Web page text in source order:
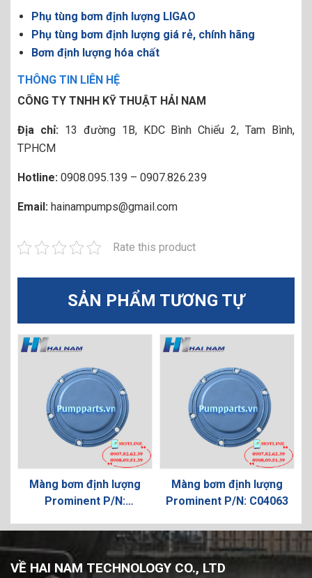
Phụ tùng bơm định lượng LIGAO
Phụ tùng bơm định lượng giá rẻ, chính hãng
Bơm định lượng hóa chất
THÔNG TIN LIÊN HỆ
CÔNG TY TNHH KỸ THUẬT HẢI NAM
Địa chỉ:13 đường 1B, KDC Bình Chiểu 2, Tam Bình,
TPHCM
Hotline: 0908.095.139 – 0907.826.239
Email: hainampumps@gmail.com
Rate this product
SẢN PHẨM TƯƠNG TỰ
Màng bơm định lượng
Prominent P/N:
Màng bơm định lượng
Prominent P/N: C04063
VỀ HAI NAM TECHNOLOGY CO., LTD